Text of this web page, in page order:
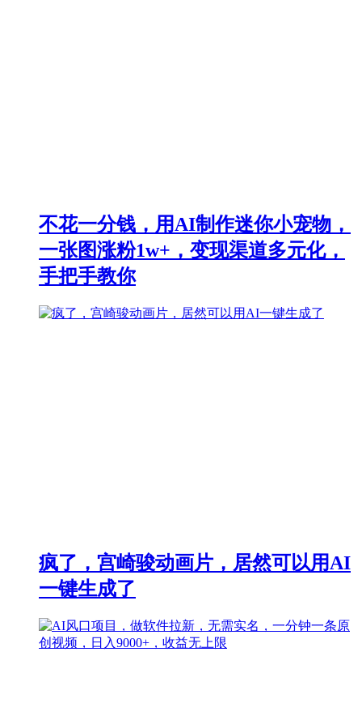
不花一分钱，用AI制作迷你小宠物，
一张图涨粉1w+，变现渠道多元化，
手把手教你
疯了，宫崎骏动画片，居然可以用AI
一键生成了